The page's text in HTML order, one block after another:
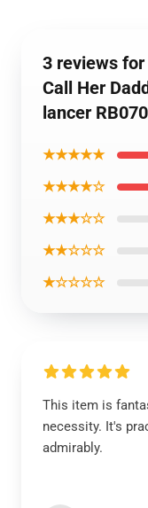
3 reviews
Call Her
lancer
★★★★★
★★★★☆
★★★☆☆
★★☆☆☆
★☆☆☆☆
This item is
necessity. It's
admirably.